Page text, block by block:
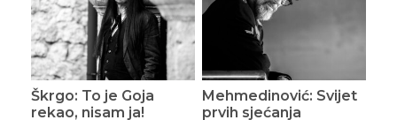
Škrgo: To je Goja
rekao, nisam ja!
Mehmedinović: Svijet
prvih sjećanja